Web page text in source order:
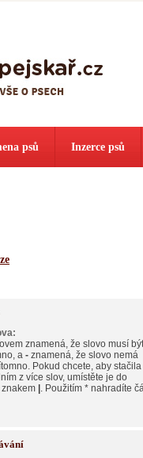
psů Inzerce psů
znamená, že slovo musí být
a - znamená, že slovo nemá
Pokud chcete, aby stačila
z více slov, umístěte je do
. Použitím * nahradíte